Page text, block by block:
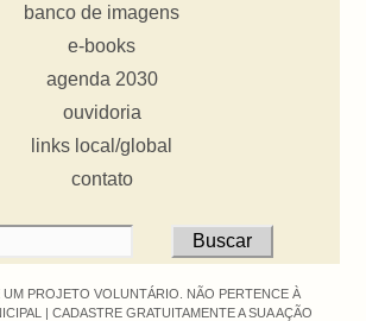
banco de imagens
e-books
agenda 2030
ouvidoria
links local/global
contato
UM PROJETO VOLUNTÁRIO. NÃO PERTENCE À
| CADASTRE GRATUITAMENTE A SUA AÇÃO